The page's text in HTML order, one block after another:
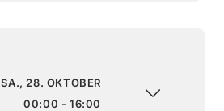
SA., 28. OKTOBER
00:00 - 16:00